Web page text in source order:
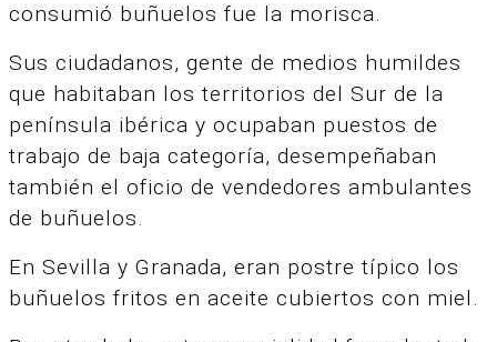
consumió buñuelos fue la morisca.
Sus ciudadanos, gente de medios humildes
que habitaban los territorios del Sur de la
península ibérica y ocupaban puestos de
trabajo de baja categoría, desempeñaban
también el oficio de vendedores ambulantes
de buñuelos.
En Sevilla y Granada, eran postre típico los
buñuelos fritos en aceite cubiertos con miel.